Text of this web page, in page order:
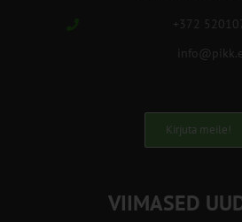
+372
Kirjuta meile!
VIIMASED